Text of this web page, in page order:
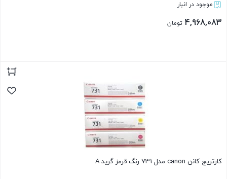
موجود در انبار
4,968,083 تومان
کارتریج کانن canon مدل 731 رنگ قرمز گرید A